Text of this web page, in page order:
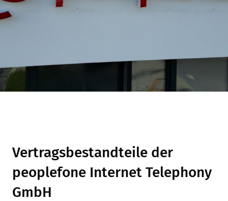
Vertragsbestandteile der
peoplefone Internet Telephony
GmbH